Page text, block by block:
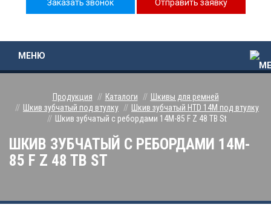
Заказать звонок Отправить заявку
МЕНЮ
Продукция Каталоги
Шкивы для ремней
Шкив зубчатый под втулку
Шкив зубчатый HTD 14M под втулку
Шкив зубчатый с ребордами 14M-85 F Z 48 TB St
ШКИВ ЗУБЧАТЫЙ С РЕБОРДАМИ 14M-
85 F Z 48 TB ST